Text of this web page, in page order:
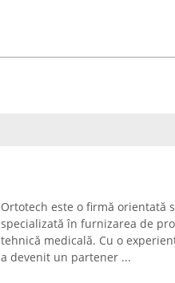
Ortotech este o firmă orientată
specializată în furnizarea de
tehnică medicală. Cu o
a devenit un partener ...